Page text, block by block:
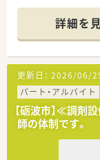
詳細を
更新日： 2026/06/
パート・アルバイト
【砺波市】≪調剤
師の体制です。